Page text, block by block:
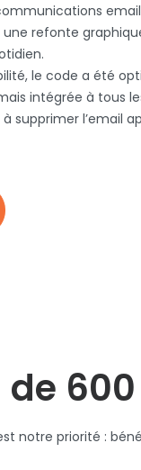
une refonte
le code a été
intégrée à tous
supprimer l’email
de
notre priorité :